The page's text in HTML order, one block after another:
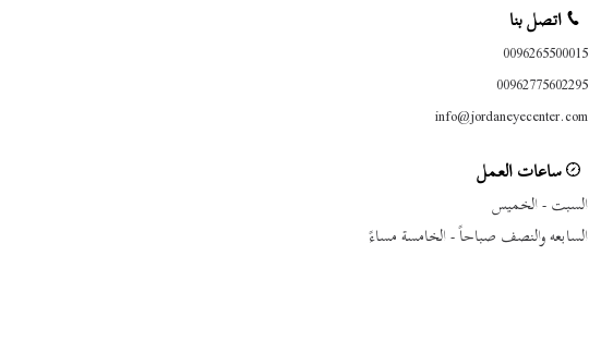
اتصل بنا
0096265500015
00962775602295
info@jordaneyecenter.com
ساعات العمل
السبت - الخميس
السابعه والنصف صباحاً - الخامسة مساءً